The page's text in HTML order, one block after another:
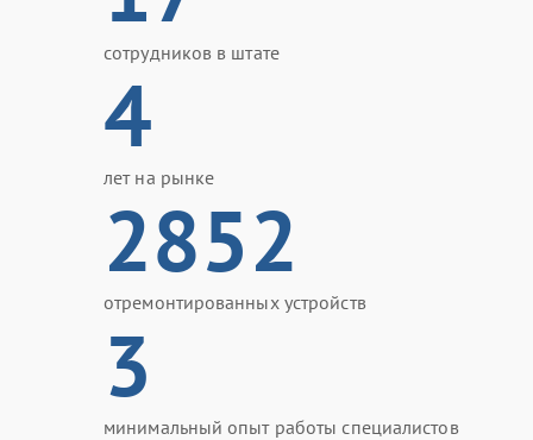
сотрудников в штате
4
лет на рынке
2852
отремонтированных устройств
3
минимальный опыт работы специалистов